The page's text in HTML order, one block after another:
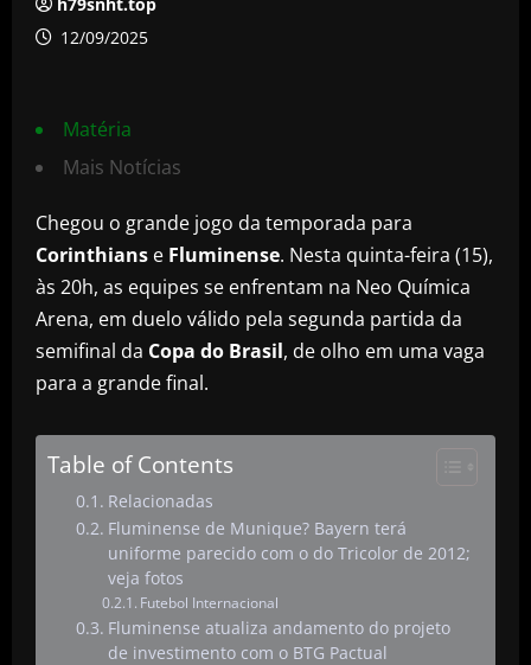
12/09/2025
Matéria
Mais Notícias
Chegou o grande jogo da temporada para
Corinthians e Fluminense. Nesta quinta-feira (15),
às 20h, as equipes se enfrentam na Neo Química
Arena, em duelo válido pela segunda partida da
semifinal da Copa do Brasil, de olho em uma vaga
para a grande final.
Table of Contents
Relacionadas
Fluminense de Munique? Bayern terá
uniforme parecido com o do Tricolor de 2012;
veja fotos
Futebol Internacional
Fluminense atualiza andamento do projeto
de investimento com o BTG Pactual